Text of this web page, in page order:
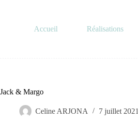
Accueil
Réalisations
Jack & Margo
Celine ARJONA 7 juillet 2021